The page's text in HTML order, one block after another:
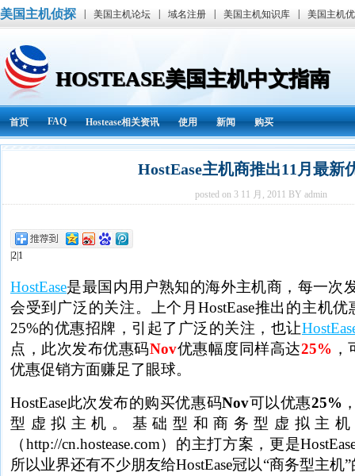
美国主机侦探 美国主机论坛 域名注册 美国主机知识库 美国主机
HOSTEASE美国主机中文指南
首页 FAQ Hostease相关资讯 使用 新闻 购买
HostEase主机商推出11月最新
posted on 3 11 月, 2011 BY admin
|2|1
HostEase是最国内用户熟知的海外主机商，每一次
会受到广泛的关注。上个月HostEase推出的主机优
25%的优惠招牌，引起了广泛的关注，也让
点，此次发布优惠码Nov优惠幅度同样高达25%
优惠促销方面赚足了眼球。
HostEase此次发布的购买优惠码Nov可以优惠25%
型虚拟主机。基础型和商务型虚拟主
（http://cn.hostease.com）的主打方案，更是
所以业界还有不少朋友给HostEase冠以“商务型主机